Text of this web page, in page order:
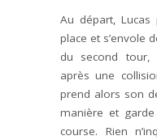
Au départ,
place et s’envole
du second tour,
après une
prend alors son
manière et
course. Rien